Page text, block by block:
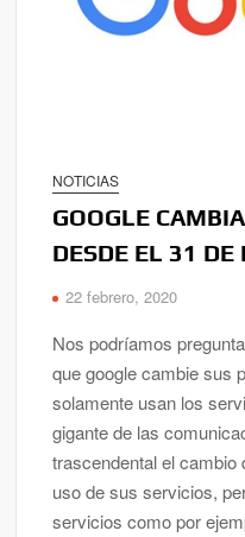
NOTICIAS
GOOGLE
DESDE EL 31
22 febrero, 2020
Nos podríamos
que google cambie sus
solamente usan los
gigante de las
trascendental el
uso de sus servicios,
servicios como por